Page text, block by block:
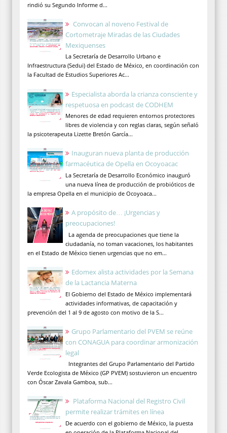
rindió su Segundo Informe d...
Convocan al noveno Festival de
Cortometraje Miradas de las Ciudades
Mexiquenses
La Secretaría de Desarrollo Urbano e
Infraestructura (Sedui) del Estado de México, en coordinación con
la Facultad de Estudios Superiores Ac...
Especialista aborda la crianza consciente y
respetuosa en podcast de CODHEM
Menores de edad requieren entornos protectores
libres de violencia y con reglas claras, según señaló
la psicoterapeuta Lizette Bretón García...
Inauguran nueva planta de producción
farmacéutica de Opella en Ocoyoacac
La Secretaría de Desarrollo Económico inauguró
una nueva línea de producción de probióticos de
la empresa Opella en el municipio de Ocoyoaca...
A propósito de… ¡Urgencias y
preocupaciones!
La agenda de preocupaciones que tiene la
ciudadanía, no toman vacaciones, los habitantes
en el Estado de México tienen urgencias que no em...
Edomex alista actividades por la Semana
de la Lactancia Materna
El Gobierno del Estado de México implementará
actividades informativas, de capacitación y
prevención del 1 al 9 de agosto con motivo de la S...
Grupo Parlamentario del PVEM se reúne
con CONAGUA para coordinar armonización
legal
Integrantes del Grupo Parlamentario del Partido
Verde Ecologista de México (GP PVEM) sostuvieron un encuentro
con Óscar Zavala Gamboa, sub...
Plataforma Nacional del Registro Civil
permite realizar trámites en línea
De acuerdo con el gobierno de México, la puesta